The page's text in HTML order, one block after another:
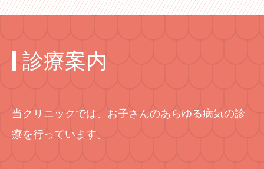
診療案内
当クリニックでは、お子さんのあらゆる病気の診
療を行っています。